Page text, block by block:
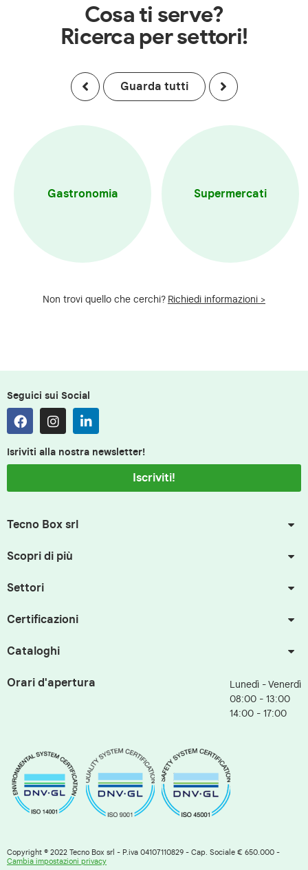
Cosa ti serve?
Ricerca per settori!
Guarda tutti
Gastronomia Supermercati
Non trovi quello che cerchi? Richiedi informazioni >
Seguici sui Social
Isriviti alla nostra newsletter!
Iscriviti!
Tecno Box srl
Scopri di più
Settori
Certificazioni
Cataloghi
Orari d'apertura
Lunedì - Venerdì
08:00 - 13:00
14:00 - 17:00
Copyright © 2022 Tecno Box srl - P.iva 04107110829 - Cap. Sociale € 650.000 -
Cambia impostazioni privacy